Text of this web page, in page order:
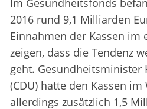
Im Gesundheitsfonds
2016 rund 9,1 Milliarden
Einnahmen der Kassen im
zeigen, dass die Tendenz
geht. Gesundheitsminister
(CDU) hatte den Kassen
allerdings zusätzlich 1,5